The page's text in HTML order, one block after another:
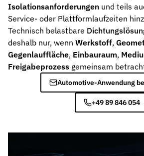
Isolationsanforderungen und teils
Service- oder Plattformlaufzeiten
Technisch belastbare
deshalb nur, wenn Werkstoff,
Gegenlauffläche, Einbauraum,
Freigabeprozess gemeinsam
Automotive-Anwendung
+49 89 846 054